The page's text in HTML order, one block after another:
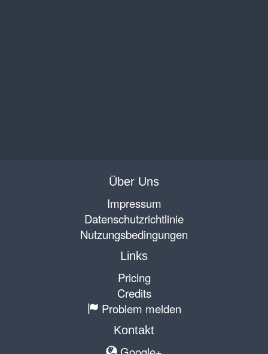
Über Uns
Impressum
Datenschutzrichtlinie
Nutzungsbedingungen
Links
Pricing
Credits
Problem melden
Kontakt